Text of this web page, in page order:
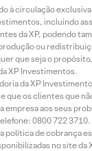
à circulação exclusiva
incluindo
da XP, podendo
ou
que seja o
XP Investimentos.
da XP
que os clientes que
empresa aos seus
0800 722 3710.
política de cobrança
no site da